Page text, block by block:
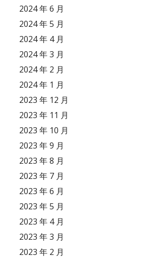
2024 年 6 月
2024 年 5 月
2024 年 4 月
2024 年 3 月
2024 年 2 月
2024 年 1 月
2023 年 12 月
2023 年 11 月
2023 年 10 月
2023 年 9 月
2023 年 8 月
2023 年 7 月
2023 年 6 月
2023 年 5 月
2023 年 4 月
2023 年 3 月
2023 年 2 月